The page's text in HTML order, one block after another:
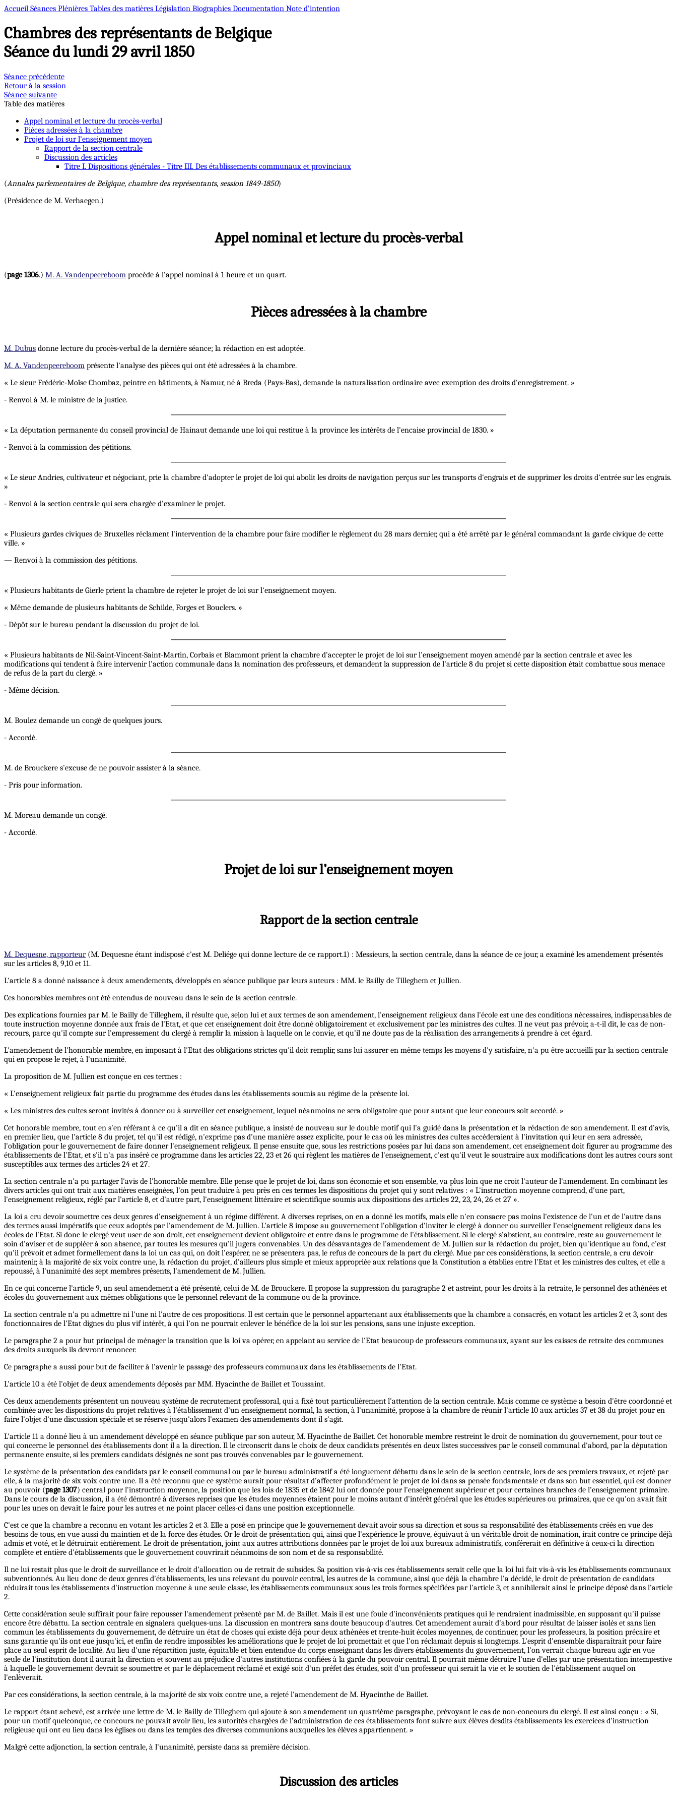
Accueil Séances Plénières Tables des matières Législation Biographies Documentation Note d’intention
Chambres des représentants de Belgique
Séance du lundi 29 avril 1850
Séance précédente
Retour à la session
Séance suivante
Table des matières
Appel nominal et lecture du procès-verbal
Pièces adressées à la chambre
Projet de loi sur l’enseignement moyen
Rapport de la section centrale
Discussion des articles
Titre I. Dispositions générales - Titre III. Des établissements communaux et provinciaux
(Annales parlementaires de Belgique, chambre des représentants, session 1849-1850)
(Présidence de M. Verhaegen.)
Appel nominal et lecture du procès-verbal
(page 1306.) M. A. Vandenpeereboom procède à l'appel nominal à 1 heure et un quart.
Pièces adressées à la chambre
M. Dubus donne lecture du procès-verbal de la dernière séance; la rédaction en est adoptée.
M. A. Vandenpeereboom présente l'analyse des pièces qui ont été adressées à la chambre.
« Le sieur Frédéric-Moïse Chombaz, peintre en bâtiments, à Namur, né à Breda (Pays-Bas), demande la naturalisation ordinaire avec exemption des droits d'enregistrement. »
- Renvoi à M. le ministre de la justice.
« La députation permanente du conseil provincial de Hainaut demande une loi qui restitue à la province les intérêts de l'encaise provincial de 1830. »
- Renvoi à la commission des pétitions.
« Le sieur Andries, cultivateur et négociant, prie la chambre d'adopter le projet de loi qui abolit les droits de navigation perçus sur les transports d'engrais et de supprimer les droits d'entrée sur les engrais.
»
- Renvoi à la section centrale qui sera chargée d'examiner le projet.
« Plusieurs gardes civiques de Bruxelles réclament l'intervention de la chambre pour faire modifier le règlement du 28 mars dernier, qui a été arrêté par le général commandant la garde civique de cette
ville. »
— Renvoi à la commission des pétitions.
« Plusieurs habitants de Gierle prient la chambre de rejeter le projet de loi sur l'enseignement moyen.
« Même demande de plusieurs habitants de Schilde, Forges et Bouclers. »
- Dépôt sur le bureau pendant la discussion du projet de loi.
« Plusieurs habitants de Nil-Saint-Vincent-Saint-Martin, Corbais et Blammont prient la chambre d'accepter le projet de loi sur l'enseignement moyen amendé par la section centrale et avec les
modifications qui tendent à faire intervenir l'action communale dans la nomination des professeurs, et demandent la suppression de l'article 8 du projet si cette disposition était combattue sous menace
de refus de la part du clergé. »
- Même décision.
M. Boulez demande un congé de quelques jours.
- Accordé.
M. de Brouckere s'excuse de ne pouvoir assister à la séance.
- Pris pour information.
M. Moreau demande un congé.
- Accordé.
Projet de loi sur l’enseignement moyen
Rapport de la section centrale
M. Dequesne, rapporteur(M. Dequesne étant indisposé c'est M. Deliége qui donne lecture de ce rapport.1) : Messieurs, la section centrale, dans la séance de ce jour, a examiné les amendement présentés
sur les articles 8, 9,10 et 11.
L'article 8 a donné naissance à deux amendements, développés en séance publique par leurs auteurs : MM. le Bailly de Tilleghem et Jullien.
Ces honorables membres ont été entendus de nouveau dans le sein de la section centrale.
Des explications fournies par M. le Bailly de Tilleghem, il résulte que, selon lui et aux termes de son amendement, l'enseignement religieux dans l'école est une des conditions nécessaires, indispensables de
toute instruction moyenne donnée aux frais de l'Etat, et que cet enseignement doit être donné obligatoirement et exclusivement par les ministres des cultes. Il ne veut pas prévoir, a-t-il dit, le cas de non-
recours, parce qu'il compte sur l'empressement du clergé à remplir la mission à laquelle on le convie, et qu'il ne doute pas de la réalisation des arrangements à prendre à cet égard.
L'amendement de l'honorable membre, en imposant à l'Etat des obligations strictes qu'il doit remplir, sans lui assurer en même temps les moyens d'y satisfaire, n'a pu être accueilli par la section centrale
qui en propose le rejet, à l'unanimité.
La proposition de M. Jullien est conçue en ces termes :
« L'enseignement religieux fait partie du programme des études dans les établissements soumis au régime de la présente loi.
« Les ministres des cultes seront invités à donner ou à surveiller cet enseignement, lequel néanmoins ne sera obligatoire que pour autant que leur concours soit accordé. »
Cet honorable membre, tout en s'en référant à ce qu'il a dit en séance publique, a insisté de nouveau sur le double motif qui l'a guidé dans la présentation et la rédaction de son amendement. Il est d'avis,
en premier lieu, que l'article 8 du projet, tel qu'il est rédigé, n'exprime pas d'une manière assez explicite, pour le cas où les ministres des cultes accéderaient à l'invitation qui leur en sera adressée,
l'obligation pour le gouvernement de faire donner l'enseignement religieux. Il pense ensuite que, sous les restrictions posées par lui dans son amendement, cet enseignement doit figurer au programme des
établissements de l'Etat, et s'il n'a pas inséré ce programme dans les articles 22, 23 et 26 qui règlent les matières de l'enseignement, c'est qu'il veut le soustraire aux modifications dont les autres cours sont
susceptibles aux termes des articles 24 et 27.
La section centrale n'a pu partager l'avis de l'honorable membre. Elle pense que le projet de loi, dans son économie et son ensemble, va plus loin que ne croit l'auteur de l'amendement. En combinant les
divers articles qui ont trait aux matières enseignées, l'on peut traduire à peu près en ces termes les dispositions du projet qui y sont relatives : « L'instruction moyenne comprend, d'une part,
l'enseignement religieux, réglé par l'article 8, et d'autre part, l'enseignement littéraire et scientifique soumis aux dispositions des articles 22, 23, 24, 26 et 27 ».
La loi a cru devoir soumettre ces deux genres d'enseignement à un régime différent. A diverses reprises, on en a donné les motifs, mais elle n'en consacre pas moins l'existence de l'un et de l'autre dans
des termes aussi impératifs que ceux adoptés par l'amendement de M. Jullien. L'article 8 impose au gouvernement l'obligation d'inviter le clergé à donner ou surveiller l'enseignement religieux dans les
écoles de l'Etat. Si donc le clergé veut user de son droit, cet enseignement devient obligatoire et entre dans le programme de l'établissement. Si le clergé s'abstient, au contraire, reste au gouvernement le
soin d'aviser et de suppléer à son absence, par toutes les mesures qu'il jugera convenables. Un des désavantages de l'amendement de M. Jullien sur la rédaction du projet, bien qu'identique au fond, c'est
qu'il prévoit et admet formellement dans la loi un cas qui, on doit l'espérer, ne se présentera pas, le refus de concours de la part du clergé. Mue par ces considérations, la section centrale, a cru devoir
maintenir, à la majorité de six voix contre une, la rédaction du projet, d'ailleurs plus simple et mieux appropriée aux relations que la Constitution a établies entre l'Etat et les ministres des cultes, et elle a
repoussé, à l'unanimité des sept membres présents, l'amendement de M. Jullien.
En ce qui concerne l'article 9, un seul amendement a été présenté, celui de M. de Brouckere. Il propose la suppression du paragraphe 2 et astreint, pour les droits à la retraite, le personnel des athénées et
écoles du gouvernement aux mêmes obligations que le personnel relevant de la commune ou de la province.
La section centrale n'a pu admettre ni l'une ni l'autre de ces propositions. Il est certain que le personnel appartenant aux établissements que la chambre a consacrés, en votant les articles 2 et 3, sont des
fonctionnaires de l'Etat dignes du plus vif intérêt, à qui l'on ne pourrait enlever le bénéfice de la loi sur les pensions, sans une injuste exception.
Le paragraphe 2 a pour but principal de ménager la transition que la loi va opérer, en appelant au service de l'Etat beaucoup de professeurs communaux, ayant sur les caisses de retraite des communes
des droits auxquels ils devront renoncer.
Ce paragraphe a aussi pour but de faciliter à l'avenir le passage des professeurs communaux dans les établissements de l'Etat.
L'article 10 a été l'objet de deux amendements déposés par MM. Hyacinthe de Baillet et Toussaint.
Ces deux amendements présentent un nouveau système de recrutement professoral, qui a fixé tout particulièrement l'attention de la section centrale. Mais comme ce système a besoin d'être coordonné et
combinée avec les dispositions du projet relatives à l'établissement d'un enseignement normal, la section, à l'unanimité, propose à la chambre de réunir l'article 10 aux articles 37 et 38 du projet pour en
faire l'objet d'une discussion spéciale et se réserve jusqu'alors l'examen des amendements dont il s'agit.
L'article 11 a donné lieu à un amendement développé en séance publique par son auteur, M. Hyacinthe de Baillet. Cet honorable membre restreint le droit de nomination du gouvernement, pour tout ce
qui concerne le personnel des établissements dont il a la direction. Il le circonscrit dans le choix de deux candidats présentés en deux listes successives par le conseil communal d'abord, par la députation
permanente ensuite, si les premiers candidats désignés ne sont pas trouvés convenables par le gouvernement.
Le système de la présentation des candidats par le conseil communal ou par le bureau administratif a été longuement débattu dans le sein de la section centrale, lors de ses premiers travaux, et rejeté par
elle, à la majorité de six voix contre une. Il a été reconnu que ce système aurait pour résultat d'affecter profondément le projet de loi dans sa pensée fondamentale et dans son but essentiel, qui est donner
au pouvoir (page 1307) central pour l'instruction moyenne, la position que les lois de 1835 et de 1842 lui ont donnée pour l'enseignement supérieur et pour certaines branches de l'enseignement primaire.
Dans le cours de la discussion, il a été démontré à diverses reprises que les études moyennes étaient pour le moins autant d'intérêt général que les études supérieures ou primaires, que ce qu'on avait fait
pour les unes on devait le faire pour les autres et ne point placer celles-ci dans une position exceptionnelle.
C'est ce que la chambre a reconnu en votant les articles 2 et 3. Elle a posé en principe que le gouvernement devait avoir sous sa direction et sous sa responsabilité des établissements créés en vue des
besoins de tous, en vue aussi du maintien et de la force des études. Or le droit de présentation qui, ainsi que l'expérience le prouve, équivaut à un véritable droit de nomination, irait contre ce principe déjà
admis et voté, et le détruirait entièrement. Le droit de présentation, joint aux autres attributions données par le projet de loi aux bureaux administratifs, conférerait en définitive à ceux-ci la direction
complète et entière d'établissements que le gouvernement couvrirait néanmoins de son nom et de sa responsabilité.
Il ne lui restait plus que le droit de surveillance et le droit d'allocation ou de retrait de subsides. Sa position vis-à-vis ces établissements serait celle que la loi lui fait vis-à-vis les établissements communaux
subventionnés. Au lieu donc de deux genres d'établissements, les uns relevant du pouvoir central, les autres de la commune, ainsi que déjà la chambre l'a décidé, le droit de présentation de candidats
réduirait tous les établissements d'instruction moyenne à une seule classe, les établissements communaux sous les trois formes spécifiées par l'article 3, et annihilerait ainsi le principe déposé dans l'article
2.
Cette considération seule suffirait pour faire repousser l'amendement présenté par M. de Baillet. Mais il est une foule d'inconvénients pratiques qui le rendraient inadmissible, en supposant qu'il puisse
encore être débattu. La section centrale en signalera quelques-uns. La discussion en montrera sans doute beaucoup d'autres. Cet amendement aurait d'abord pour résultat de laisser isolés et sans lien
commun les établissements du gouvernement, de détruire un état de choses qui existe déjà pour deux athénées et trente-huit écoles moyennes, de continuer, pour les professeurs, la position précaire et
sans garantie qu'ils ont eue jusqu'ici, et enfin de rendre impossibles les améliorations que le projet de loi promettait et que l'on réclamait depuis si longtemps. L'esprit d'ensemble disparaîtrait pour faire
place au seul esprit de localité. Au lieu d'une répartition juste, équitable et bien entendue du corps enseignant dans les divers établissements du gouvernement, l'on verrait chaque bureau agir en vue
seule de l'institution dont il aurait la direction et souvent au préjudice d'autres institutions confiées à la garde du pouvoir central. Il pourrait même détruire l'une d'elles par une présentation intempestive
à laquelle le gouvernement devrait se soumettre et par le déplacement réclamé et exigé soit d'un préfet des études, soit d'un professeur qui serait la vie et le soutien de l'établissement auquel on
l'enlèverait.
Par ces considérations, la section centrale, à la majorité de six voix contre une, a rejeté l'amendement de M. Hyacinthe de Baillet.
Le rapport étant achevé, est arrivée une lettre de M. le Bailly de Tilleghem qui ajoute à son amendement un quatrième paragraphe, prévoyant le cas de non-concours du clergé. Il est ainsi conçu : « Si,
pour un motif quelconque, ce concours ne pouvait avoir lieu, les autorités chargées de l'administration de ces établissements font suivre aux élèves desdits établissements les exercices d'instruction
religieuse qui ont eu lieu dans les églises ou dans les temples des diverses communions auxquelles les élèves appartiennent. »
Malgré cette adjonction, la section centrale, à l'unanimité, persiste dans sa première décision.
Discussion des articles